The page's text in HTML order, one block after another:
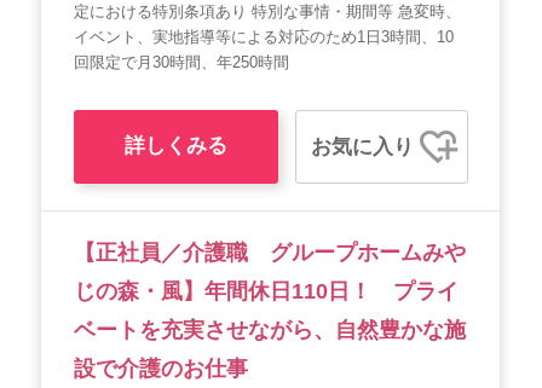
定における特別条項あり 特別な事情・期間等 急変時、
イベント、実地指導等による対応のため1日3時間、10
回限定で月30時間、年250時間
詳しくみる お気に入り
【正社員／介護職 グループホームみや
じの森・風】年間休日110日！ プライ
ベートを充実させながら、自然豊かな施
設で介護のお仕事